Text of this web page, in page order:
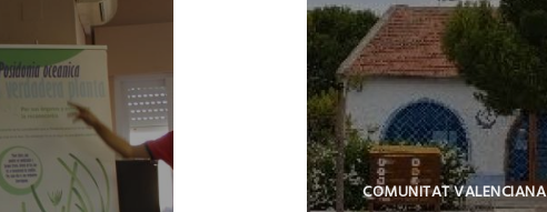
COMUNITAT VALENCIANA